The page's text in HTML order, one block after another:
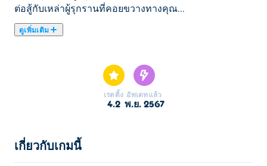
ต่อสู้กับเหล่าผู้รุกรานที่คอยขวางทางคุณ...
ดูเพิ่มเติม
ความรุ่งโรจน์สูงสุด! ออกเดินทางผ่านป่าอันโหดร้ายและ
ต่อสู้กับเหล่าผู้รุกรานที่คอยขวางทางคุณ เมื่อคุณผ่านด่าน
ไปเรื่อยๆ พัฒนาทักษะการต่อสู้ อัพเกรดอาวุธ และวางแผน
เผชิญหน้ากับราชาองค์นั้นเอง เอาชนะเขาและอ้างสิทธิ์ใน
เรตติ้ง
4.2
อัพเดทแล้ว
พ.ย. 2567
เกี่ยวกับเกมนี้